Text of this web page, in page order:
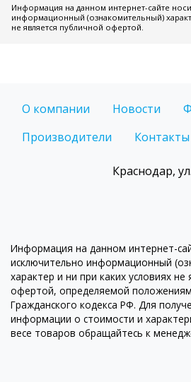
Информация на данном интернет-сайте
информационный (ознакомительный)
не является публичной офертой.
О компании Новости
Производители
Контакты
Краснодар,
Информация на данном интернет-
исключительно информационный
характер и ни при каких условиях не
офертой, определяемой
Гражданского кодекса РФ. Для
информации о стоимости и
весе товаров обращайтесь к